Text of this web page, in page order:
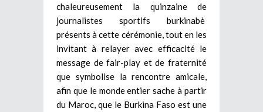
chaleureusement la quinzaine de
journalistes sportifs burkinabè
présents à cette cérémonie, tout en les
invitant à relayer avec efficacité le
message de fair-play et de fraternité
que symbolise la rencontre amicale,
afin que le monde entier sache à partir
du Maroc, que le Burkina Faso est une